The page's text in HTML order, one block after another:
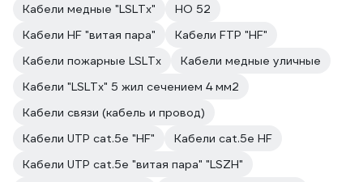
Кабели медные "LSLTx"
НО 52
Кабели HF "витая пара"
Кабели FTP "HF"
Кабели пожарные LSLTx
Кабели медные уличные
Кабели "LSLTx" 5 жил сечением 4 мм2
Кабели связи (кабель и провод)
Кабели UTP cat.5e "HF"
Кабели cat.5e HF
Кабели UTP cat.5e "витая пара" "LSZH"